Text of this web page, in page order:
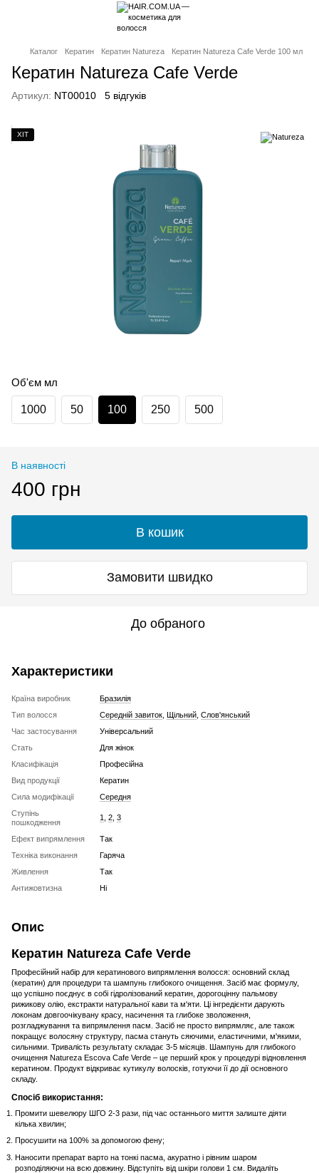
Каталог Кератин Кератин Natureza Кератин Natureza Cafe Verde 100 мл
Кератин Natureza Cafe Verde
Артикул: NT00010 5 відгуків
ХІТ
Об'єм мл
1000 50 100 250 500
В наявності
400 грн
В кошик
Замовити швидко
До обраного
Характеристики
Країна виробник
Бразилія
Тип волосся
Середній завиток Щільний Слов'янський
Час застосування
Універсальний
Стать
Для жінок
Класифікація
Професійна
Вид продукції
Кератин
Сила модифікації
Середня
Ступінь
пошкодження
1 2 3
Ефект випрямлення
Так
Техніка виконання
Гаряча
Живлення
Так
Антижовтизна
Ні
Опис
Кератин Natureza Cafe Verde
Професійний набір для кератинового випрямлення волосся: основний склад
(кератин) для процедури та шампунь глибокого очищення. Засіб має формулу,
що успішно поєднує в собі гідролізований кератин, дорогоцінну пальмову
рижикову олію, екстракти натуральної кави та м'яти. Ці інгредієнти дарують
локонам довгоочікувану красу, насичення та глибоке зволоження,
розгладжування та випрямлення пасм. Засіб не просто випрямляє, але також
покращує волосяну структуру, пасма стануть сяючими, еластичними, м'якими,
сильними. Тривалість результату складає 3-5 місяців. Шампунь для глибокого
очищення Natureza Escova Cafe Verde – це перший крок у процедурі відновлення
кератином. Продукт відкриває кутикулу волосків, готуючи її до дії основного
складу.
Спосіб використання:
Промити шевелюру ШГО 2-3 рази, під час останнього миття залиште діяти
кілька хвилин;
Просушити на 100% за допомогою фену;
Наносити препарат варто на тонкі пасма, акуратно і рівним шаром
розподіляючи на всю довжину. Відступіть від шкіри голови 1 см. Видаліть